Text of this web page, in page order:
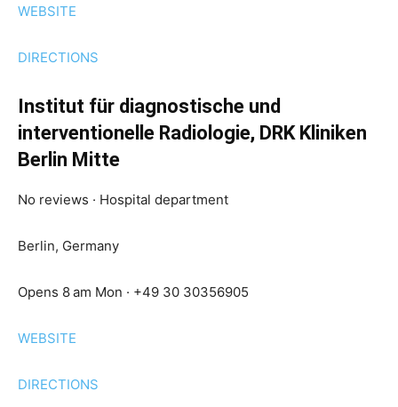
WEBSITE
DIRECTIONS
Institut für diagnostische und
interventionelle Radiologie, DRK Kliniken
Berlin Mitte
No reviews · Hospital department
Berlin, Germany
Opens 8 am Mon · +49 30 30356905
WEBSITE
DIRECTIONS